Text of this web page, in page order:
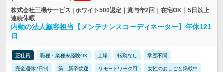
株式会社三機サービス | ホワイト500認定｜賞与年2回｜在宅OK｜5日以上
連続休暇
内勤の法人顧客担当【メンテナンスコーディネーター】年休121
日
正社員 職種・業種未経験OK 上場 転勤なし 学歴不問
完全週休2日制 第二新卒歓迎 リモートワーク可 女性のおしごと掲載中